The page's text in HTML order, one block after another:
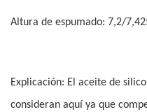
Altura de espumado: 7,2/
Explicación: El aceite de
consideran aquí ya que